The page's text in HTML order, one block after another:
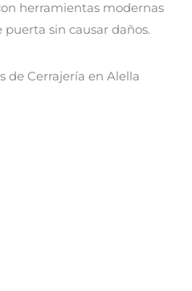
herramientas modernas
sin causar daños.
de Cerrajería en Alella